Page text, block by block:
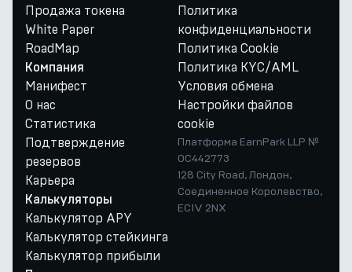
Продажа токена
White Paper
RoadMap
Компания
Манифест
О нас
Статистика
Подтверждение
резервов
Карьера
Калькуляторы
Калькулятор APY
Калькулятор стейкинга
Калькулятор прибыли
Политика
конфиденциальности
Политика Cookie
Политика KYC/AML
Условия обмена
Настройки файлов
cookie
Платформа EarnPark LLP №
OC442773
128 City Road, Лондон,
Соединенное Королевство,
EC1V 2NX